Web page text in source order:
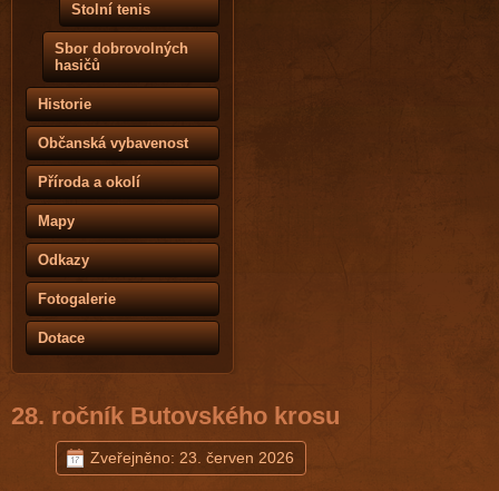
Stolní tenis
Sbor dobrovolných
hasičů
Historie
Občanská vybavenost
Příroda a okolí
Mapy
Odkazy
Fotogalerie
Dotace
28. ročník Butovského krosu
Zveřejněno: 23. červen 2026